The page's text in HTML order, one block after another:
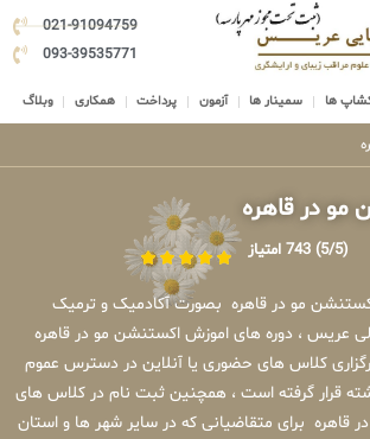
021-91094759
093-39535771
ها سمینار ها آزمون پرداخت همکاری وبلاگ
در قاهره
(5/5) 743 امتیاز
مو در قاهره بصورت آکادمیک و ترمیک
عریس ، دوره های اموزش اکستنشن مو در قاهره
کلاس های حضوری یا آنلاین در دسترس عموم
قرار گرفته است ، همچنین ثبت نام در کلاس های
قاهره برای متقاضیانی که در سایر شهر ها و استان